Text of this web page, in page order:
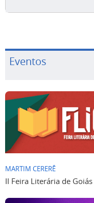
Eventos
MARTIM CERERÊ
II Feira Literária de